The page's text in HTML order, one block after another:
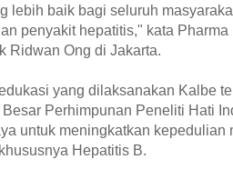
lebih baik bagi seluruh
penyakit hepatitis," kata
Ridwan Ong di Jakarta.
yang dilaksanakan Kalbe
Perhimpunan Peneliti Hati
untuk meningkatkan kepedulian
Hepatitis B.